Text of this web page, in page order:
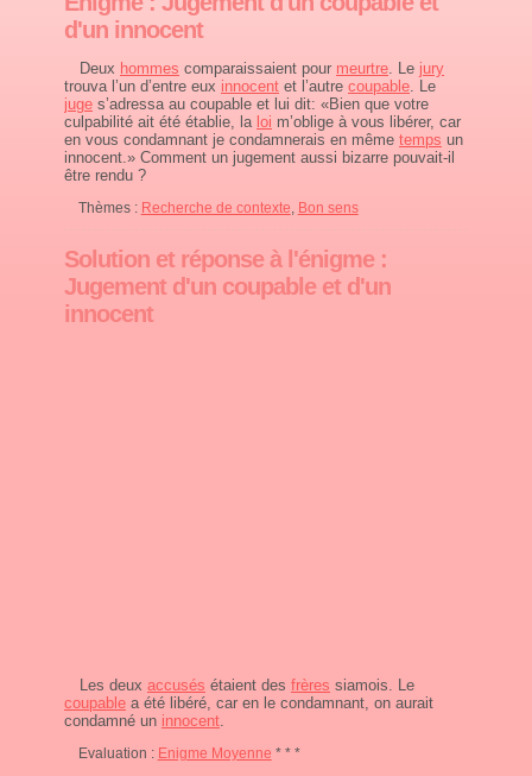
d'un innocent
Deux hommes comparaissaient pour meurtre. Le jury
trouva l’un d’entre eux innocent et l’autre coupable. Le
juge s’adressa au coupable et lui dit: «Bien que votre
culpabilité ait été établie, la loi m’oblige à vous libérer, car
en vous condamnant je condamnerais en même temps un
innocent.» Comment un jugement aussi bizarre pouvait-il
être rendu ?
Thèmes : Recherche de contexte Bon sens
Solution et réponse à l'énigme :
Jugement d'un coupable et d'un
innocent
Les deux accusés étaient des frères siamois. Le
coupable a été libéré, car en le condamnant, on aurait
condamné un innocent
Evaluation : Enigme Moyenne * * *